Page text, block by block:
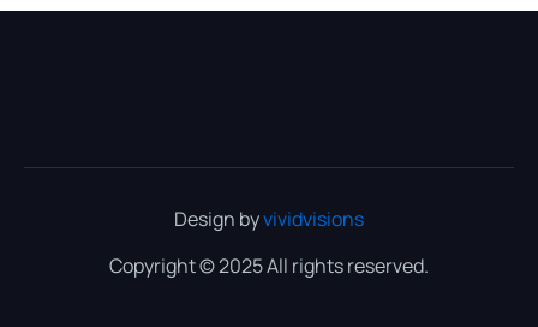
Design byvividvisions
Copyright © 2025 All rights reserved.